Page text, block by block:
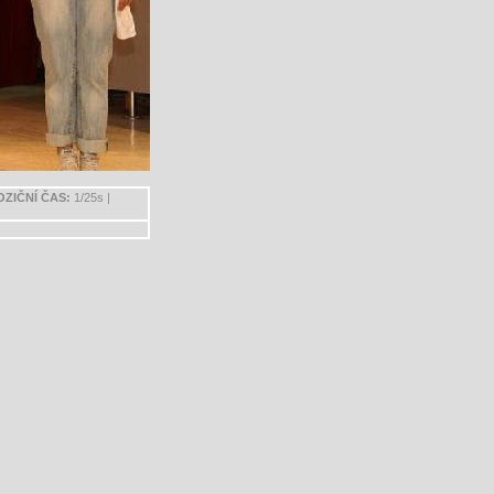
ČAS: 1/25s |